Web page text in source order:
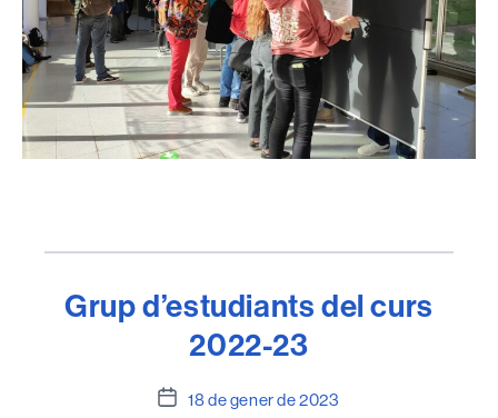
Grup d’estudiants del curs
2022-23
Data18 de gener de 2023